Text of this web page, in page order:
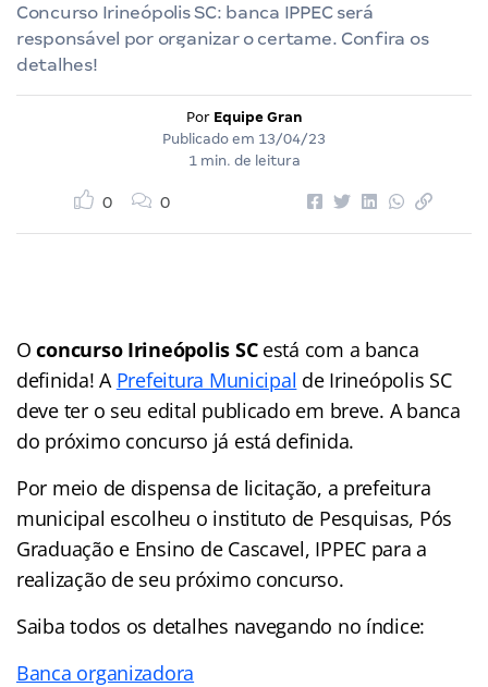
Concurso Irineópolis SC: banca IPPEC será
responsável por organizar o certame. Confira os
detalhes!
Por Equipe Gran
Publicado em 13/04/23
1 min. de leitura
0 0
Oconcurso Irineópolis SCestá com a banca
definida! A Prefeitura Municipal de Irineópolis SC
deve ter o seu edital publicado em breve. A banca
do próximo concurso já está definida.
Por meio de dispensa de licitação, a prefeitura
municipal escolheu o instituto de Pesquisas, Pós
Graduação e Ensino de Cascavel, IPPEC para a
realização de seu próximo concurso.
Saiba todos os detalhes navegando no índice:
Banca organizadora